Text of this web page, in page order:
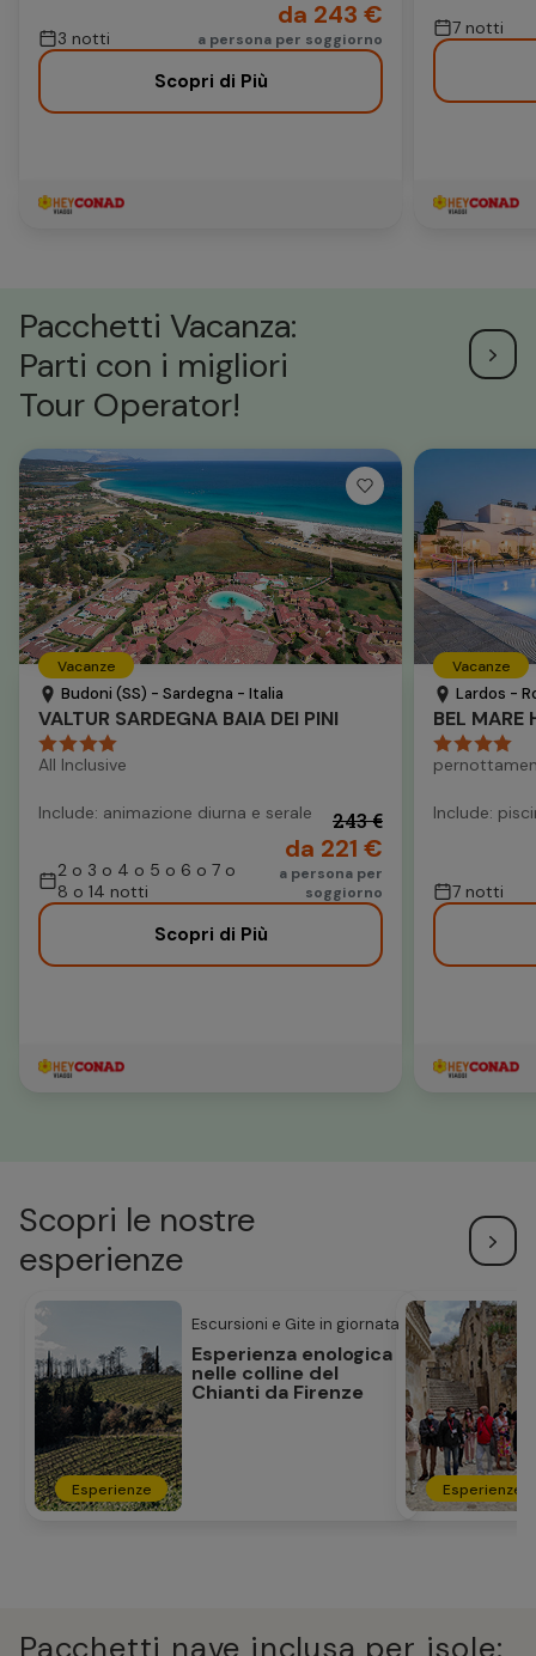
3 notti
da 243 €
a persona per soggiorno
Scopri di Più
7 notti
Pacchetti Vacanza:
Parti con i migliori
Tour Operator!
Vacanze
Budoni (SS) - Sardegna - Italia
VALTUR SARDEGNA BAIA DEI PINI
All Inclusive
Include: animazione diurna e serale
2 o 3 o 4 o 5 o 6 o 7 o
8 o 14 notti
243 €
da 221 €
a persona per
soggiorno
Scopri di Più
Vacanze
Lardos -
BEL MARE
Include:
7 notti
Scopri le nostre
esperienze
Esperienze
Escursioni e Gite in giornata
Esperienza enologica
nelle colline del
Chianti da Firenze
Esperienze
Pacchetti nave inclusa per isole: